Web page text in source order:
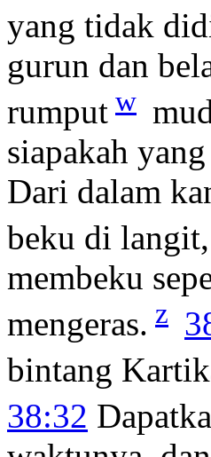
yang tidak
gurun dan
rumput w
siapakah
Dari dalam
beku di langit,
membeku
mengeras. z
bintang
38:32